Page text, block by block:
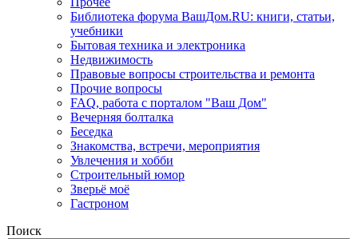
Библиотека форума ВашДом.RU: книги, статьи,
учебники
Бытовая техника и электроника
Недвижимость
Правовые вопросы строительства и ремонта
Прочие вопросы
FAQ, работа с порталом "Ваш Дом"
Вечерняя болталка
Беседка
Знакомства, встречи, мероприятия
Увлечения и хобби
Строительный юмор
Зверьё моё
Гастроном
Поиск